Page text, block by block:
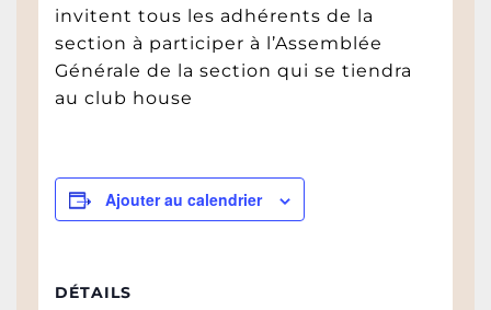
invitent tous les adhérents de la
section à participer à l’Assemblée
Générale de la section qui se tiendra
au club house
Ajouter au calendrier
DÉTAILS